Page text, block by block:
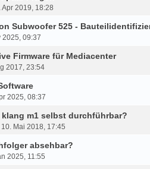
Apr 2019, 18:28
Subwoofer 525 -
2025, 09:37
Firmware für Mediacenter
2017, 23:54
2025, 08:37
m1 selbst durchführbar?
10. Mai 2018, 17:45
absehbar?
2025, 11:55